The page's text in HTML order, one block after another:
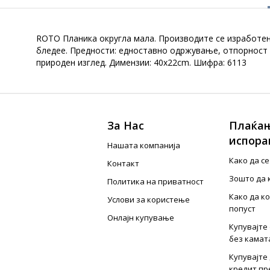
ROTO Планика округла мала. Производите се
бледее. Предности: едноставно одржување,
природен изглед. Димензии: 40x22cm. Шифра: 6113
За Нас
Нашата компанија
Контакт
Политика на приватност
Услови за користење
Онлајн купување
Како да
Зошто да
Како да
попуст
без